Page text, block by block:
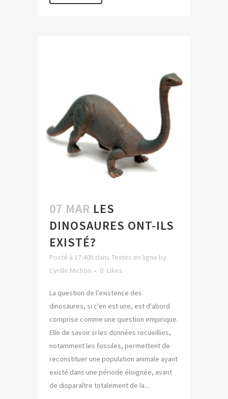
07 MAR LES
DINOSAURES ONT-ILS
EXISTÉ?
Posté à 17:40h dans Textes en ligne by
Cyrille Michon
0 Likes
La question de l'existence des
dinosaures, si c'en est une, est d'abord
comprise comme une question empirique.
Elle de savoir si les données recueillies,
notamment les fossiles, permettent de
reconstituer une population animale ayant
existé dans une période éloignée, avant
de disparaître totalement de la...